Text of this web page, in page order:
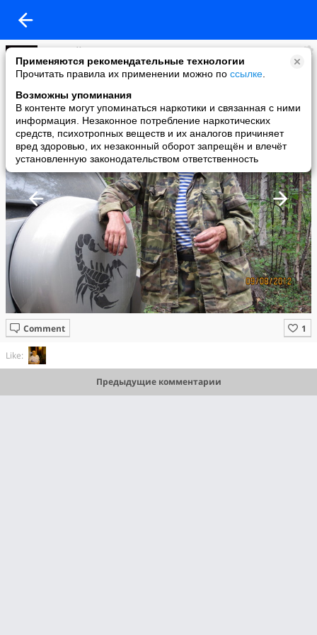
Применяются рекомендательные технологии
Прочитать правила их применении можно по ссылке
Возможны упоминания
В контенте могут упоминаться наркотики и связанная с ними
информация. Незаконное потребление наркотических
средств, психотропных веществ и их аналогов причиняет
вред здоровью, их незаконный оборот запрещён и влечёт
установленную законодательством ответственность
валерий Николаевич
added a photo
11 Aug в 22:49
Comment
Like:
Предыдущие комментарии